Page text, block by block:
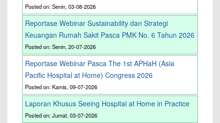
Posted on: Senin, 03-08-2026
Reportase Webinar Sustainability dan Strategi
Keuangan Rumah Sakit Pasca PMK No. 6 Tahun 2026
Posted on: Senin, 20-07-2026
Reportase Webinar Pasca The 1st APHaH (Asia
Pacific Hospital at Home) Congress 2026
Posted on: Kamis, 09-07-2026
Laporan Khusus Seeing Hospital at Home in Practice
Posted on: Jumat, 03-07-2026